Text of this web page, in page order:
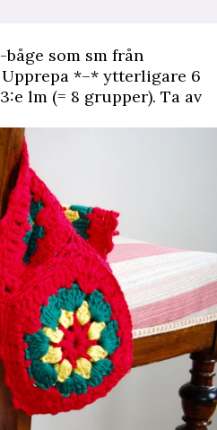
som sm från
Upprepa *–* ytterligare 6
lm (= 8 grupper). Ta av